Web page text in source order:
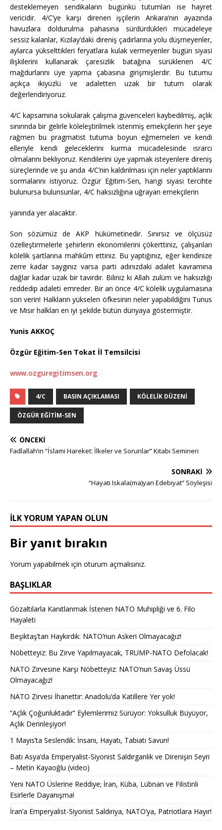
desteklemeyen sendikaların bugünkü tutumları ise hayret
vericidir. 4/C’ye karşı direnen işçilerin Ankara’nın ayazında
havuzlara doldurulma pahasına sürdürdükleri mücadeleye
sessiz kalanlar, Kızılay’daki direniş çadırlarına yolu düşmeyenler,
aylarca yükselttikleri feryatlara kulak vermeyenler bugün siyasi
ilişkilerini kullanarak çaresizlik batağına sürüklenen 4/C
mağdurlarını üye yapma çabasına girişmişlerdir. Bu tutumu
açıkça ikiyüzlü ve adaletten uzak bir tutum olarak
değerlendiriyoruz.
4/C kapsamına sokularak çalışma güvenceleri kaybedilmiş, açlık
sınırında bir gelirle köleleştirilmek istenmiş emekçilerin her şeye
rağmen bu pragmatist tutuma boyun eğmemeleri ve kendi
elleriyle kendi geleceklerini kurma mücadelesinde ısrarcı
olmalarını bekliyoruz. Kendilerini üye yapmak isteyenlere direniş
süreçlerinde ve şu anda 4/C’nin kaldırılması için neler yaptıklarını
sormalarını istiyoruz. Özgür Eğitim-Sen, hangi siyasi tercihte
bulunursa bulunsunlar, 4/C haksızlığına uğrayan emekçilerin
yanında yer alacaktır.
Son sözümüz de AKP hükümetinedir. Sınırsız ve ölçüsüz
özelleştirmelerle şehirlerin ekonomilerini çökerttiniz, çalışanları
kölelik şartlarına mahkûm ettiniz. Bu yaptığınız, eğer kendinize
zerre kadar saygınız varsa parti adınızdaki adalet kavramına
dağlar kadar uzak bir tavırdır. Biliniz ki Allah zulüm ve haksızlığı
reddedip adaleti emreder. Bir an önce 4/C kölelik uygulamasına
son verin! Halkların yükselen öfkesinin neler yapabildiğini Tunus
ve Mısır halkları en iyi şekilde bütün dünyaya göstermiştir.
Yunis AKKOÇ
Özgür Eğitim-Sen Tokat İl Temsilcisi
www.ozguregitimsen.org
4/C BASIN AÇIKLAMASI KÖLELIK DÜZENI
ÖZGÜR EĞITIM-SEN
ÖNCEKI
Fadlallah’ın “İslami Hareket: İlkeler ve Sorunlar” Kitabı Semineri
SONRAKI
“Hayatı Iskala(ma)yan Edebiyat” Söyleşisi
İLK YORUM YAPAN OLUN
Bir yanıt bırakın
Yorum yapabilmek için oturum açmalısınız.
BAŞLIKLAR
Gözaltılarla Kanıtlanmak İstenen NATO Muhipliği ve 6. Filo
Hayaleti
Beşiktaş’tan Haykırdık: NATO’nun Askeri Olmayacağız!
Nöbetteyiz: Bu Zirve Yapılmayacak, TRUMP-NATO Defolacak!
NATO Zirvesine Karşı Nöbetteyiz: NATO’nun Savaş Üssü
Olmayacağız!
NATO Zirvesi İhanettir: Anadolu’da Katillere Yer yok!
“Açlık Çoğunluktadır” Eylemlerimiz Sürüyor: Yoksulluk Büyüyor,
Açlık Derinleşiyor!
1 Mayıs’ta Seslendik: İnsanı, Hayatı, Tabiatı Savun!
Batı Asya’da Emperyalist-Siyonist Saldırganlık ve Direnişin Seyri
– Metin Kayaoğlu (video)
Yeni NATO Üslerine Reddiye; İran, Küba, Lübnan ve Filistinli
Esirlerle Dayanışma!
İran’a Emperyalist-Siyonist Saldırıya, NATO’ya, Patriotlara Hayır!